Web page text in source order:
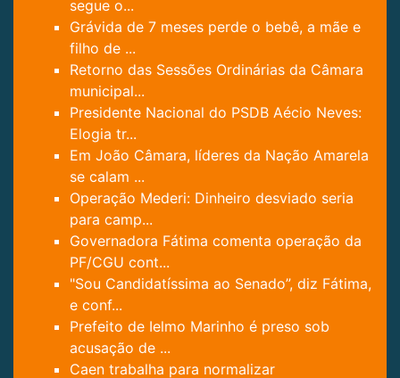
segue o...
Grávida de 7 meses perde o bebê, a mãe e
filho de ...
Retorno das Sessões Ordinárias da Câmara
municipal...
Presidente Nacional do PSDB Aécio Neves:
Elogia tr...
Em João Câmara, líderes da Nação Amarela
se calam ...
Operação Mederi: Dinheiro desviado seria
para camp...
Governadora Fátima comenta operação da
PF/CGU cont...
"Sou Candidatíssima ao Senado”, diz Fátima,
e conf...
Prefeito de Ielmo Marinho é preso sob
acusação de ...
Caen trabalha para normalizar